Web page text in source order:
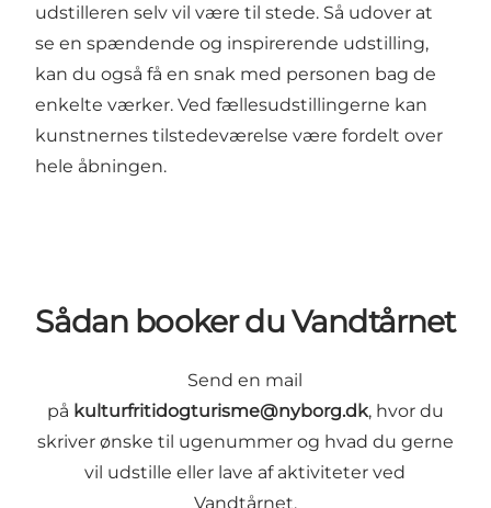
udstilleren selv vil være til stede. Så udover at
se en spændende og inspirerende udstilling,
kan du også få en snak med personen bag de
enkelte værker. Ved fællesudstillingerne kan
kunstnernes tilstedeværelse være fordelt over
hele åbningen.
Sådan booker du Vandtårnet
Send en mail
på kulturfritidogturisme@nyborg.dk, hvor du
skriver ønske til ugenummer og hvad du gerne
vil udstille eller lave af aktiviteter ved
Vandtårnet.